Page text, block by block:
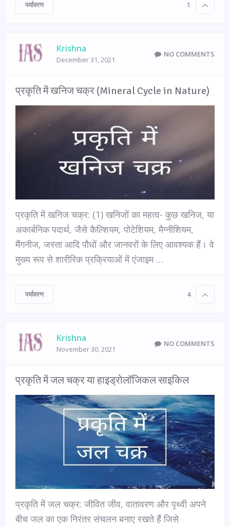
पर्यावरण 1
Krishna
December 31, 2021
NO COMMENTS
प्रकृति में खनिज चक्र (Mineral Cycle in Nature)
प्रकृति में खनिज चक्र: (1) खनिजों का महत्व- कुछ खनिज, या
अकार्बनिक पदार्थ, जैसे कैल्शियम, पोटेशियम, मैग्नीशियम,
मैंगनीज, जस्ता आदि पौधों और जानवरों के लिए आवश्यक हैं। वे
मुख्य रूप से शारीरिक प्रक्रियाओं में एंजाइम …
पर्यावरण 4
Krishna
November 30, 2021
NO COMMENTS
प्रकृति में जल चक्र या हाइड्रोलॉजिकल साइकिल
प्रकृति में जल चक्र: जीवित जीव, वातावरण और पृथ्वी अपने
बीच जल का एक निरंतर संचलन बनाए रखते हैं जिसे